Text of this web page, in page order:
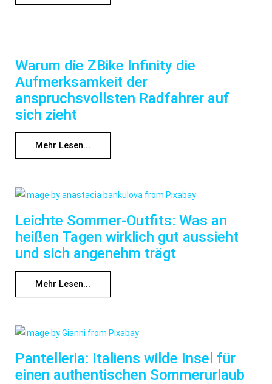
Warum die ZBike Infinity die
Aufmerksamkeit der
anspruchsvollsten Radfahrer auf
sich zieht
Mehr Lesen...
Leichte Sommer-Outfits: Was an
heißen Tagen wirklich gut aussieht
und sich angenehm trägt
Mehr Lesen...
Pantelleria: Italiens wilde Insel für
einen authentischen Sommerurlaub